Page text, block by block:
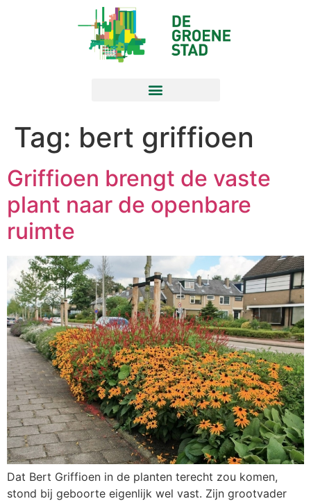
Tag: bert griffioen
Griffioen brengt de vaste
plant naar de openbare
ruimte
Dat Bert Griffioen in de planten terecht zou komen,
stond bij geboorte eigenlijk wel vast. Zijn grootvader